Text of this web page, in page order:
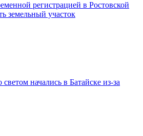
регистрацией в Ростовской
земельный участок
начались в Батайске из-за